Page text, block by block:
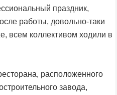
праздник,
работы, довольно-таки
всем коллективом ходили в
расположенного
завода,